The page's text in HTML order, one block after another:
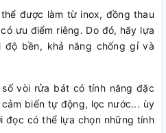
được làm từ inox, đồng thau
ưu điểm riêng. Do đó, hãy lựa
độ bền, khả năng chống gỉ và
vòi rửa bát có tính năng đặc
biến tự động, lọc nước... ùy
đọc có thể lựa chọn những tính